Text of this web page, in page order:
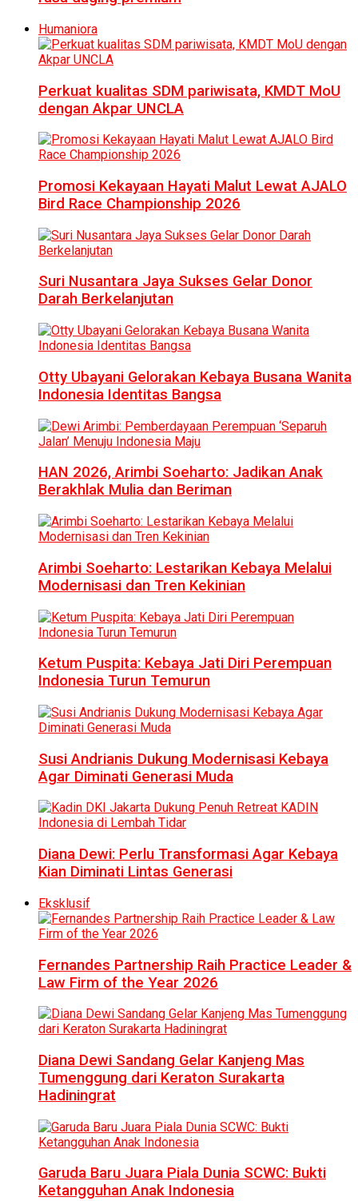
Humaniora
Perkuat kualitas SDM pariwisata, KMDT MoU
dengan Akpar UNCLA
Promosi Kekayaan Hayati Malut Lewat AJALO
Bird Race Championship 2026
Suri Nusantara Jaya Sukses Gelar Donor
Darah Berkelanjutan
Otty Ubayani Gelorakan Kebaya Busana Wanita
Indonesia Identitas Bangsa
HAN 2026, Arimbi Soeharto: Jadikan Anak
Berakhlak Mulia dan Beriman
Arimbi Soeharto: Lestarikan Kebaya Melalui
Modernisasi dan Tren Kekinian
Ketum Puspita: Kebaya Jati Diri Perempuan
Indonesia Turun Temurun
Susi Andrianis Dukung Modernisasi Kebaya
Agar Diminati Generasi Muda
Diana Dewi: Perlu Transformasi Agar Kebaya
Kian Diminati Lintas Generasi
Eksklusif
Fernandes Partnership Raih Practice Leader &
Law Firm of the Year 2026
Diana Dewi Sandang Gelar Kanjeng Mas
Tumenggung dari Keraton Surakarta
Hadiningrat
Garuda Baru Juara Piala Dunia SCWC: Bukti
Ketangguhan Anak Indonesia